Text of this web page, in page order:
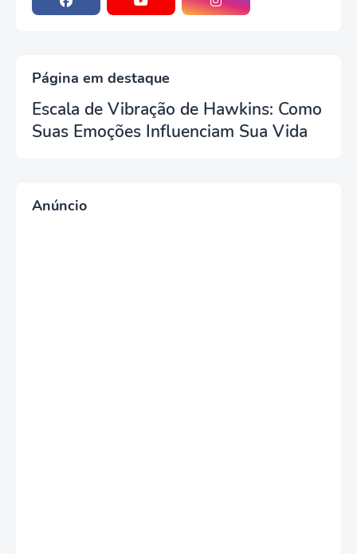
Página em destaque
Escala de Vibração de Hawkins: Como
Suas Emoções Influenciam Sua Vida
Anúncio